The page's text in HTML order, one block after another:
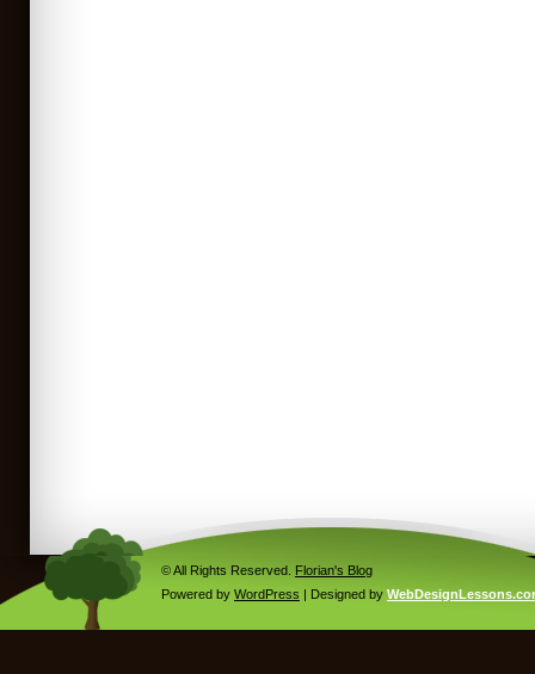
© All Rights Reserved. Florian's Blog
Powered by WordPress | Designed by